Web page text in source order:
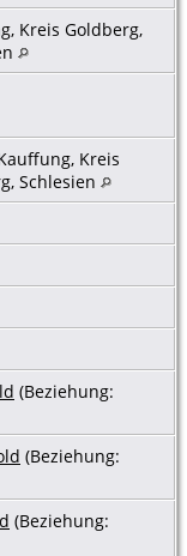
Kreis Goldberg,
Kreis
Schlesien
(Beziehung:
(Beziehung:
(Beziehung: